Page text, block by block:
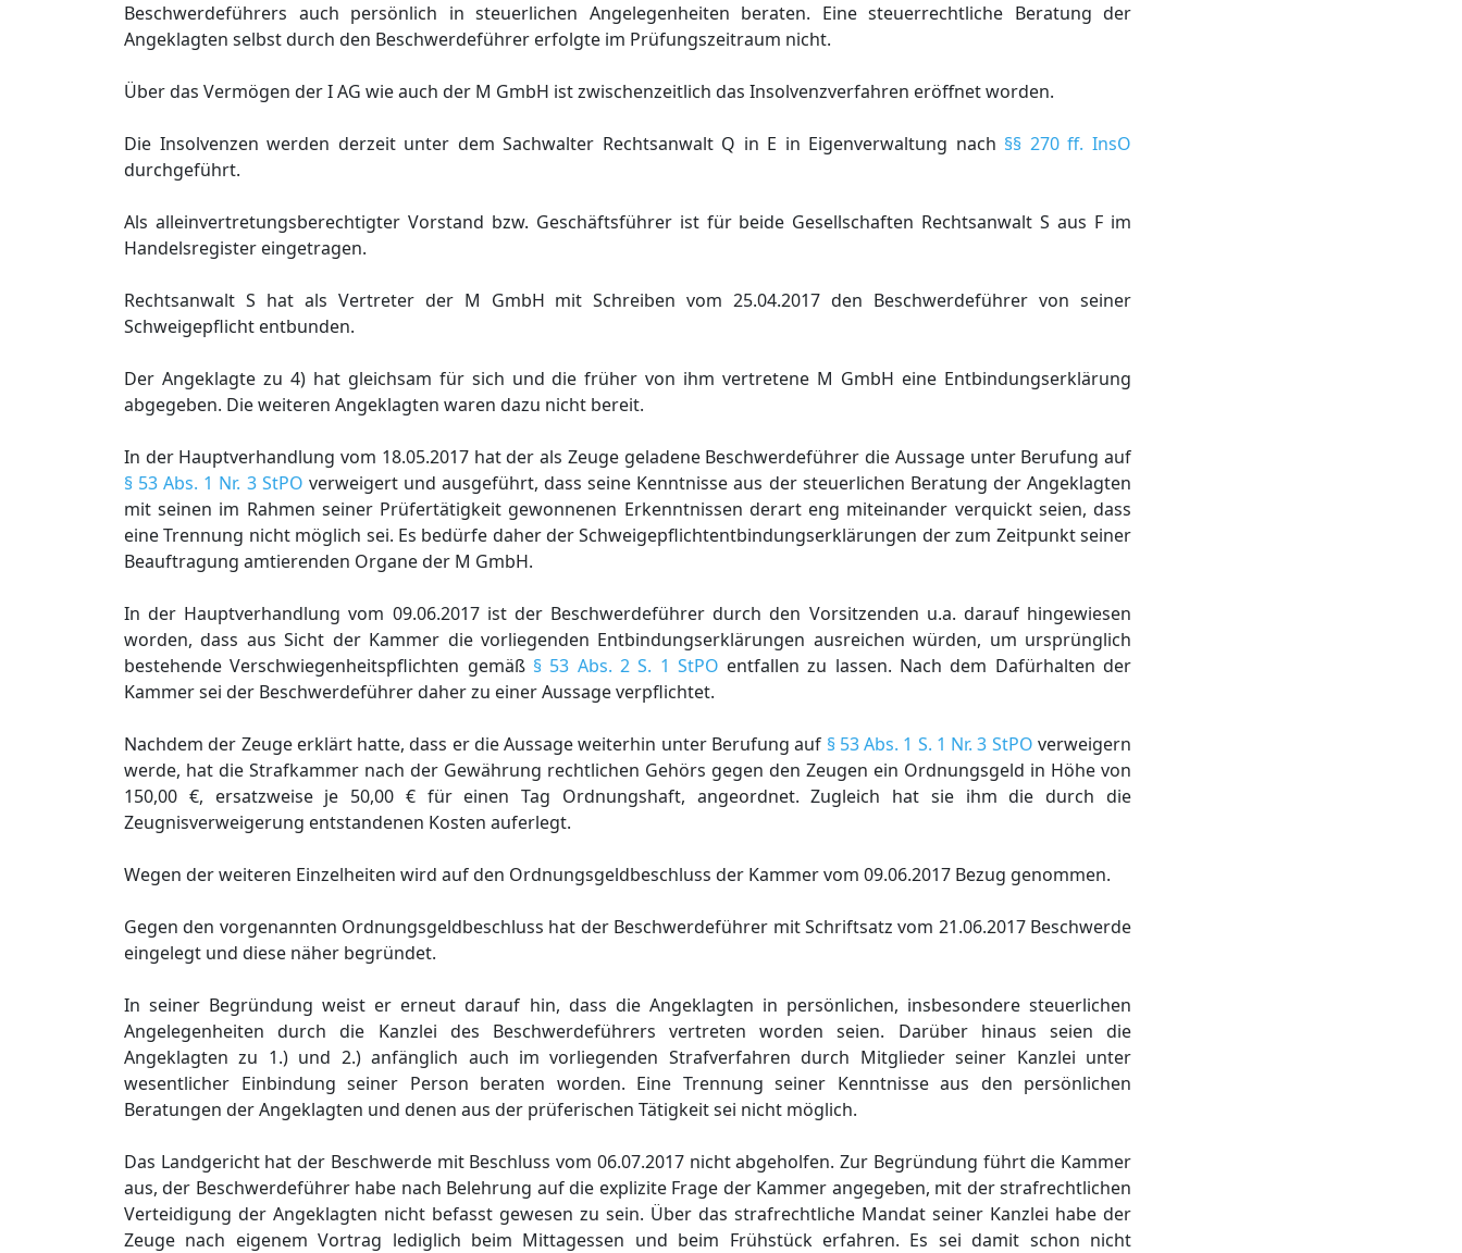
Beschwerdeführers auch persönlich in steuerlichen Angelegenheiten beraten. Eine steuerrechtliche Beratung der
Angeklagten selbst durch den Beschwerdeführer erfolgte im Prüfungszeitraum nicht.
Über das Vermögen der I AG wie auch der M GmbH ist zwischenzeitlich das Insolvenzverfahren eröffnet worden.
Die Insolvenzen werden derzeit unter dem Sachwalter Rechtsanwalt Q in E in Eigenverwaltung nach §§ 270 ff. InsO
durchgeführt.
Als alleinvertretungsberechtigter Vorstand bzw. Geschäftsführer ist für beide Gesellschaften Rechtsanwalt S aus F im
Handelsregister eingetragen.
Rechtsanwalt S hat als Vertreter der M GmbH mit Schreiben vom 25.04.2017 den Beschwerdeführer von seiner
Schweigepflicht entbunden.
Der Angeklagte zu 4) hat gleichsam für sich und die früher von ihm vertretene M GmbH eine Entbindungserklärung
abgegeben. Die weiteren Angeklagten waren dazu nicht bereit.
In der Hauptverhandlung vom 18.05.2017 hat der als Zeuge geladene Beschwerdeführer die Aussage unter Berufung auf
§ 53 Abs. 1 Nr. 3 StPO verweigert und ausgeführt, dass seine Kenntnisse aus der steuerlichen Beratung der Angeklagten
mit seinen im Rahmen seiner Prüfertätigkeit gewonnenen Erkenntnissen derart eng miteinander verquickt seien, dass
eine Trennung nicht möglich sei. Es bedürfe daher der Schweigepflichtentbindungserklärungen der zum Zeitpunkt seiner
Beauftragung amtierenden Organe der M GmbH.
In der Hauptverhandlung vom 09.06.2017 ist der Beschwerdeführer durch den Vorsitzenden u.a. darauf hingewiesen
worden, dass aus Sicht der Kammer die vorliegenden Entbindungserklärungen ausreichen würden, um ursprünglich
bestehende Verschwiegenheitspflichten gemäß § 53 Abs. 2 S. 1 StPO entfallen zu lassen. Nach dem Dafürhalten der
Kammer sei der Beschwerdeführer daher zu einer Aussage verpflichtet.
Nachdem der Zeuge erklärt hatte, dass er die Aussage weiterhin unter Berufung auf § 53 Abs. 1 S. 1 Nr. 3 StPO verweigern
werde, hat die Strafkammer nach der Gewährung rechtlichen Gehörs gegen den Zeugen ein Ordnungsgeld in Höhe von
150,00 €, ersatzweise je 50,00 € für einen Tag Ordnungshaft, angeordnet. Zugleich hat sie ihm die durch die
Zeugnisverweigerung entstandenen Kosten auferlegt.
Wegen der weiteren Einzelheiten wird auf den Ordnungsgeldbeschluss der Kammer vom 09.06.2017 Bezug genommen.
Gegen den vorgenannten Ordnungsgeldbeschluss hat der Beschwerdeführer mit Schriftsatz vom 21.06.2017 Beschwerde
eingelegt und diese näher begründet.
In seiner Begründung weist er erneut darauf hin, dass die Angeklagten in persönlichen, insbesondere steuerlichen
Angelegenheiten durch die Kanzlei des Beschwerdeführers vertreten worden seien. Darüber hinaus seien die
Angeklagten zu 1.) und 2.) anfänglich auch im vorliegenden Strafverfahren durch Mitglieder seiner Kanzlei unter
wesentlicher Einbindung seiner Person beraten worden. Eine Trennung seiner Kenntnisse aus den persönlichen
Beratungen der Angeklagten und denen aus der prüferischen Tätigkeit sei nicht möglich.
Das Landgericht hat der Beschwerde mit Beschluss vom 06.07.2017 nicht abgeholfen. Zur Begründung führt die Kammer
aus, der Beschwerdeführer habe nach Belehrung auf die explizite Frage der Kammer angegeben, mit der strafrechtlichen
Verteidigung der Angeklagten nicht befasst gewesen zu sein. Über das strafrechtliche Mandat seiner Kanzlei habe der
Zeuge nach eigenem Vortrag lediglich beim Mittagessen und beim Frühstück erfahren. Es sei damit schon nicht